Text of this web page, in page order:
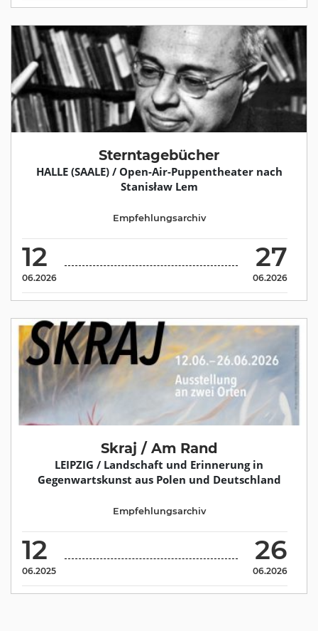
Sterntagebücher
HALLE (SAALE) / Open-Air-Puppentheater nach
Stanisław Lem
12
06.2026
27
06.2026
Empfehlungsarchiv
Skraj / Am Rand
LEIPZIG / Landschaft und Erinnerung in
Gegenwartskunst aus Polen und Deutschland
12
06.2025
26
06.2026
Empfehlungsarchiv